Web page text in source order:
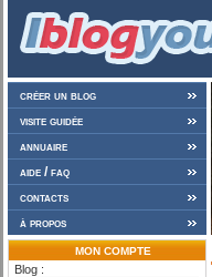
créer un blog
visite guidée
annuaire
aide / faq
contacts
à propos
MON COMPTE
Blog :